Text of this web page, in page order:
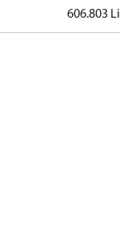
606.803